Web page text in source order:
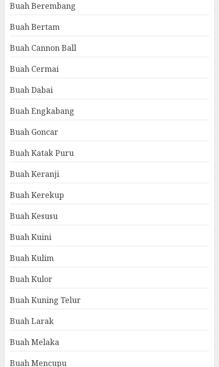
Buah Berembang
Buah Bertam
Buah Cannon Ball
Buah Cermai
Buah Dabai
Buah Engkabang
Buah Goncar
Buah Katak Puru
Buah Keranji
Buah Kerekup
Buah Kesusu
Buah Kuini
Buah Kulim
Buah Kulor
Buah Kuning Telur
Buah Larak
Buah Melaka
Buah Mencupu